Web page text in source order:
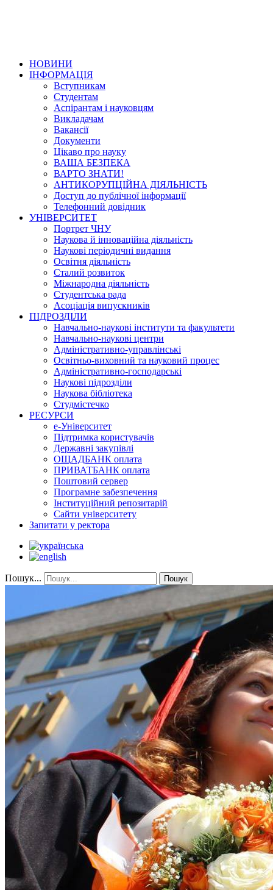
НОВИНИ
ІНФОРМАЦІЯ
Вступникам
Студентам
Аспірантам і науковцям
Викладачам
Вакансії
Документи
Цікаво про науку
ВАША БЕЗПЕКА
ВАРТО ЗНАТИ!
АНТИКОРУПЦІЙНА ДІЯЛЬНІСТЬ
Доступ до публічної інформації
Телефонний довідник
УНІВЕРСИТЕТ
Портрет ЧНУ
Наукова й інноваційна діяльність
Наукові періодичні видання
Освітня діяльність
Сталий розвиток
Міжнародна діяльність
Студентська рада
Асоціація випускників
ПІДРОЗДІЛИ
Навчально-наукові інститути та факультети
Навчально-наукові центри
Адміністративно-управлінські
Освітньо-виховний та науковий процес
Адміністративно-господарські
Наукові підрозділи
Наукова бібліотека
Студмістечко
РЕСУРСИ
е-Університет
Підтримка користувачів
Державні закупівлі
ОЩАДБАНК оплата
ПРИВАТБАНК оплата
Поштовий сервер
Програмне забезпечення
Інституційний репозитарій
Сайти університету
Запитати у ректора
Пошук... Пошук